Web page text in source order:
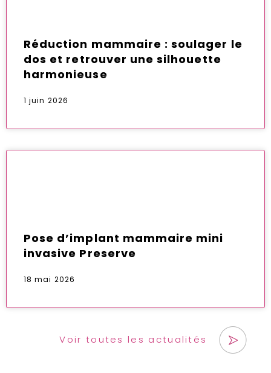
Réduction mammaire : soulager le
dos et retrouver une silhouette
harmonieuse
1 juin 2026
Pose d’implant mammaire mini
invasive Preserve
18 mai 2026
Voir toutes les actualités